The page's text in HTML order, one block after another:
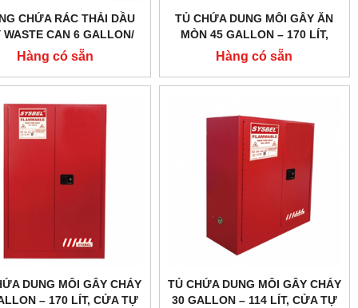
CHỨA RÁC THẢI DẦU
WASTE CAN 6 GALLON/
MÀU ĐỎ CHO DUNG
DỄ CHÁY WA8109100
Hàng có sẵn
TỦ CHỨA DUNG MÔI GÂY ĂN
MÒN 45 GALLON – 170 LÍT,
CỬA TỰ ĐÓNG,HÃNG SYSBEL
MODEL: WA810451B
Hàng có sẵn
DUNG MÔI GÂY CHÁY
– 170 LÍT, CỬA TỰ
TỦ CHỨA DUNG MÔI GÂY CHÁY
30 GALLON – 114 LÍT, CỬA TỰ